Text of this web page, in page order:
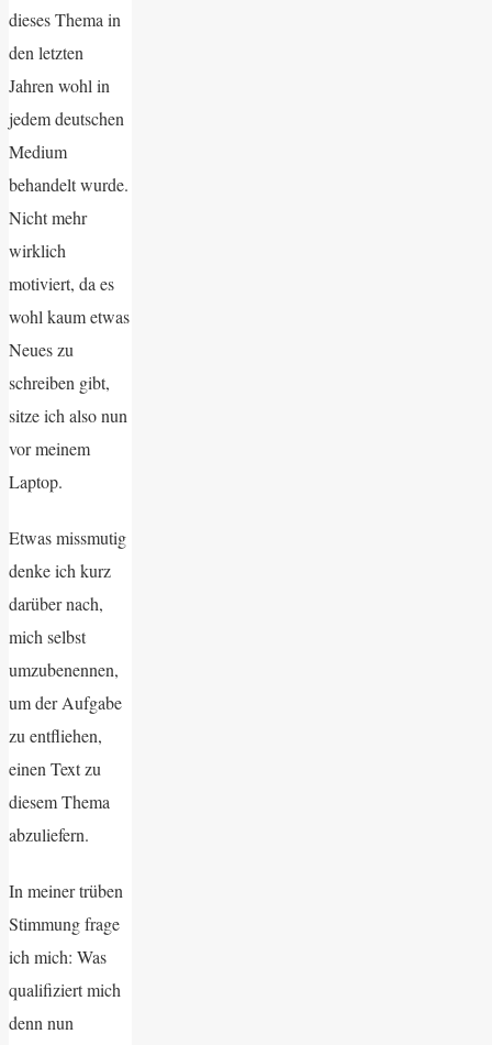
dieses Thema in
den letzten
Jahren wohl in
jedem deutschen
Medium
behandelt wurde.
Nicht mehr
wirklich
motiviert, da es
wohl kaum etwas
Neues zu
schreiben gibt,
sitze ich also nun
vor meinem
Laptop.
Etwas missmutig
denke ich kurz
darüber nach,
mich selbst
umzubenennen,
um der Aufgabe
zu entfliehen,
einen Text zu
diesem Thema
abzuliefern.
In meiner trüben
Stimmung frage
ich mich: Was
qualifiziert mich
denn nun